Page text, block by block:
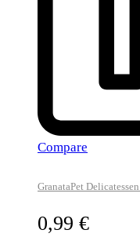
Compare
GranataPet
0,99 €